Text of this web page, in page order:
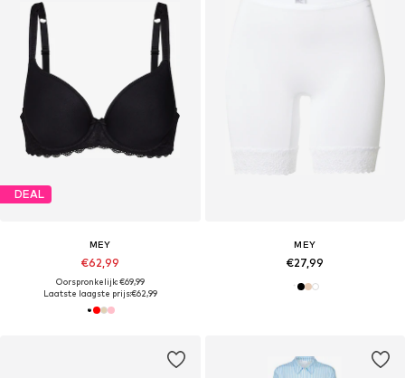
DEAL
MEY
€62,99
Oorspronkelijk: €69,99
Laatste laagste prijs:€62,99
MEY
€27,99